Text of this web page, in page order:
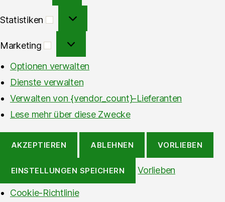
Statistiken
Marketing
Optionen verwalten
Dienste verwalten
Verwalten von {vendor_count}-Lieferanten
Lese mehr über diese Zwecke
AKZEPTIEREN ABLEHNEN VORLIEBEN
EINSTELLUNGEN SPEICHERN Vorlieben
Cookie-Richtlinie